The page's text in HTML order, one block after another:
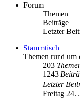
Forum
Themen
Beiträge
Letzter
Stammtisch
Themen rund um
203
1243
Letzter
Freitag 24.